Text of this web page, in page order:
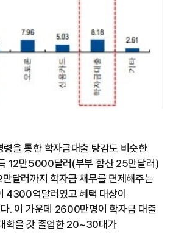
령을 통한 학자금대출 탕감도 비슷한
12만5000달러(부부 합산 25만달러)
달러까지 학자금 채무를 면제해주는
4300억달러였고 혜택 대상이
. 이 가운데 2600만명이 학자금 대출
학을 갓 졸업한 20~30대가